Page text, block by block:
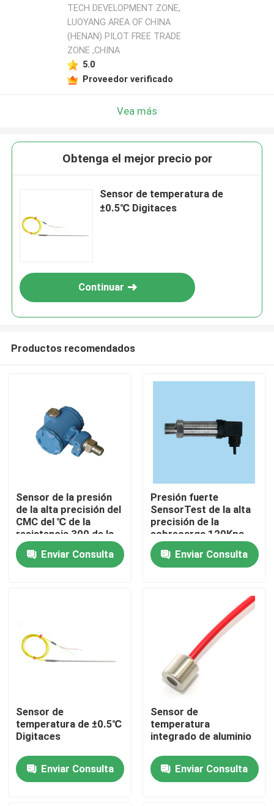
Inicio
Sobre nosotros
Visita a la fábrica
Contáctenos
Casos
Dinamómetro del esfuerzo de torsión
TECH DEVELOPMENT ZONE,
LUOYANG AREA OF CHINA
(HENAN) PILOT FREE TRADE
ZONE ,CHINA
5.0
Proveedor verificado
Vea más
Obtenga el mejor precio por
Sensor de temperatura de
±0.5℃ Digitaces
Continuar
Productos recomendados
Sensor de la presión
de la alta precisión del
CMC del ℃ de la
resistencia 300 de la
temperatura
Enviar Consulta
Presión fuerte
SensorTest de la alta
precisión de la
sobrecarga 120Kpa
4mA
Enviar Consulta
Sensor de
temperatura de ±0.5℃
Digitaces
Enviar Consulta
Sensor de
temperatura
integrado de aluminio
Enviar Consulta